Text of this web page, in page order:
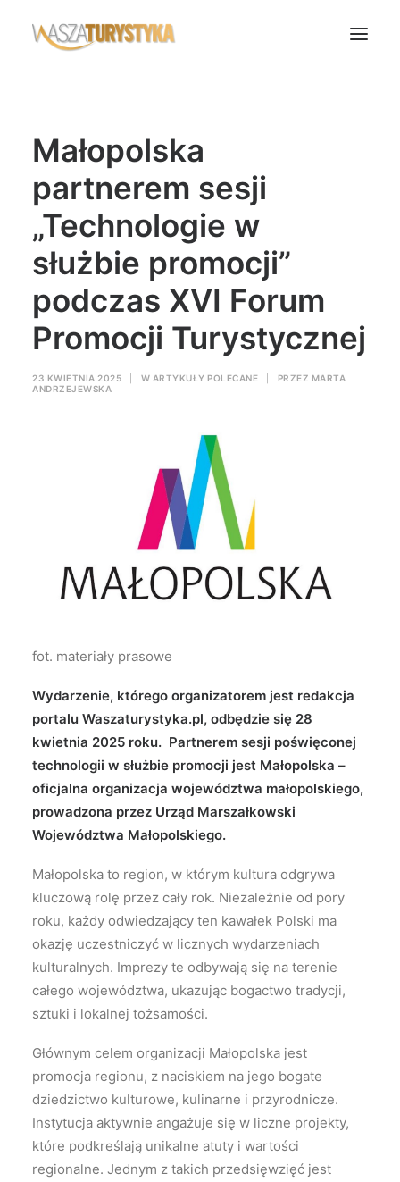
Biura podróży
Noclegi
Polska
Świat
Podcasty
Rok Kobiet
Wasze Podróże
Małopolska
partnerem sesji
„Technologie w
służbie promocji”
podczas XVI Forum
Promocji Turystycznej
23 KWIETNIA 2025 W ARTYKUŁY POLECANE PRZEZ MARTA
ANDRZEJEWSKA
fot. materiały prasowe
Wydarzenie, którego organizatorem jest redakcja
portalu Waszaturystyka.pl, odbędzie się 28
kwietnia 2025 roku. Partnerem sesji poświęconej
technologii w służbie promocji jest Małopolska –
oficjalna organizacja województwa małopolskiego,
prowadzona przez Urząd Marszałkowski
Województwa Małopolskiego.
Małopolska to region, w którym kultura odgrywa
kluczową rolę przez cały rok. Niezależnie od pory
roku, każdy odwiedzający ten kawałek Polski ma
okazję uczestniczyć w licznych wydarzeniach
kulturalnych. Imprezy te odbywają się na terenie
całego województwa, ukazując bogactwo tradycji,
sztuki i lokalnej tożsamości.
Głównym celem organizacji Małopolska jest
promocja regionu, z naciskiem na jego bogate
dziedzictwo kulturowe, kulinarne i przyrodnicze.
Instytucja aktywnie angażuje się w liczne projekty,
które podkreślają unikalne atuty i wartości
regionalne. Jednym z takich przedsięwzięć jest